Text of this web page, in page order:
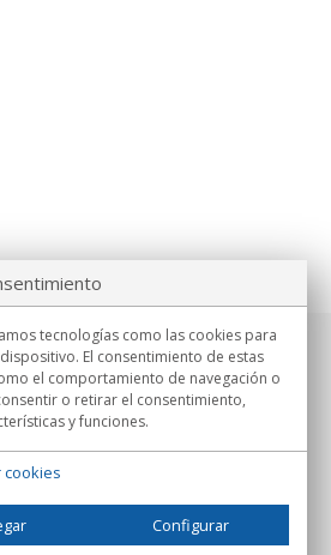
- 15:00h.
en
tecnologías como las cookies para
El consentimiento de estas
el comportamiento de navegación o
o retirar el consentimiento,
y funciones.
cookies
Configurar